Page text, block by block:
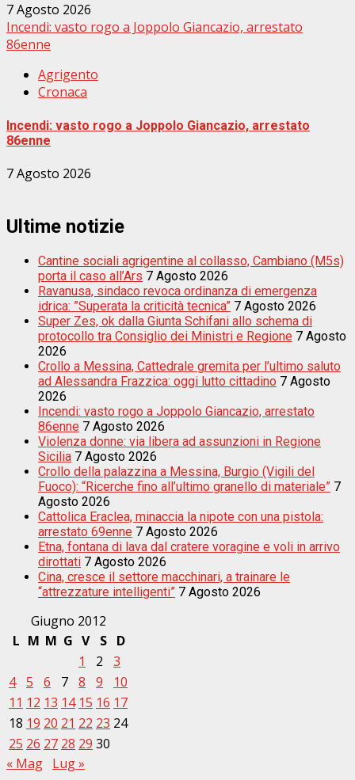
7 Agosto 2026
Incendi: vasto rogo a Joppolo Giancazio, arrestato
86enne
Agrigento
Cronaca
Incendi: vasto rogo a Joppolo Giancazio, arrestato
86enne
7 Agosto 2026
Ultime notizie
Cantine sociali agrigentine al collasso, Cambiano (M5s)
porta il caso all’Ars 7 Agosto 2026
Ravanusa, sindaco revoca ordinanza di emergenza
idrica: ”Superata la criticità tecnica” 7 Agosto 2026
Super Zes, ok dalla Giunta Schifani allo schema di
protocollo tra Consiglio dei Ministri e Regione 7 Agosto
2026
Crollo a Messina, Cattedrale gremita per l’ultimo saluto
ad Alessandra Frazzica: oggi lutto cittadino 7 Agosto
2026
Incendi: vasto rogo a Joppolo Giancazio, arrestato
86enne 7 Agosto 2026
Violenza donne: via libera ad assunzioni in Regione
Sicilia 7 Agosto 2026
Crollo della palazzina a Messina, Burgio (Vigili del
Fuoco): “Ricerche fino all’ultimo granello di materiale” 7
Agosto 2026
Cattolica Eraclea, minaccia la nipote con una pistola:
arrestato 69enne 7 Agosto 2026
Etna, fontana di lava dal cratere voragine e voli in arrivo
dirottati 7 Agosto 2026
Cina, cresce il settore macchinari, a trainare le
“attrezzature intelligenti” 7 Agosto 2026
Giugno 2012
L M M G V S
D
1
2
3
4 5 6 7 8 9
10
11 12 13 14 15 16 17
18 19 20 21 22 23 24
25 26 27 28 29 30
« Mag Lug »